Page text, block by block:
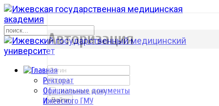
Ректорат
Официальные документы
Ижевского ГМУ
р
Авторизация
Запомнить меня
Войти